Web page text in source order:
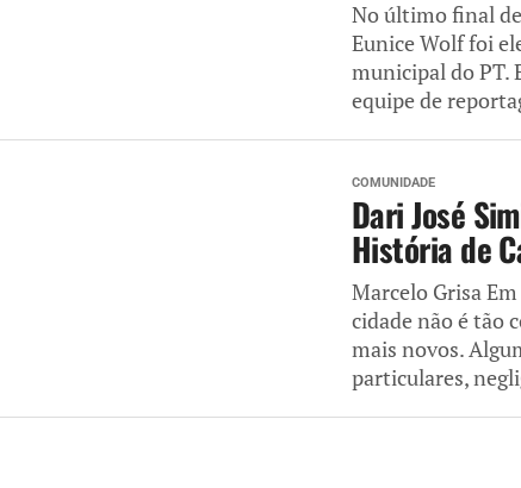
No último final
Eunice Wolf foi
municipal do PT.
equipe de
COMUNIDADE
Dari José
História de
Marcelo Grisa
cidade não é tão
mais novos.
particulares,